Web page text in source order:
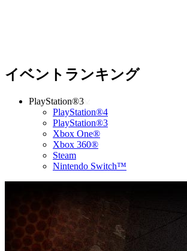
イベントランキング
PlayStation®3
PlayStation®4
PlayStation®3
Xbox One®
Xbox 360®
Steam
Nintendo Switch™